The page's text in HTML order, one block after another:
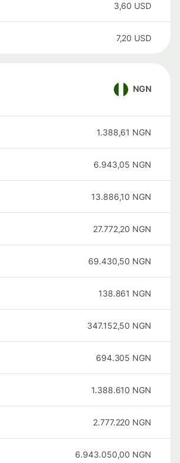
3,60 USD
7,20 USD
NGN
1.388,61 NGN
6.943,05 NGN
13.886,10 NGN
27.772,20 NGN
69.430,50 NGN
138.861 NGN
347.152,50 NGN
694.305 NGN
1.388.610 NGN
2.777.220 NGN
6.943.050,00 NGN